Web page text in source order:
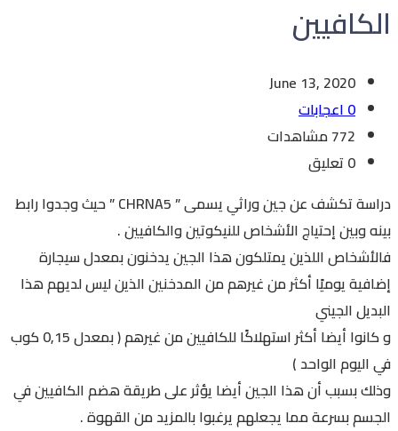
الكافيين
June 13, 2020
0 اعجابات
772 مشاهدات
0 تعليق
دراسة تكشف عن جين وراثي يسمى ” CHRNA5 ” حيث وجدوا رابط
بينه وبين إحتياج الأشخاص للنيكوتين والكافيين .
فالأشخاص اللذين يمتلكون هذا الجين يدخنون بمعدل سيجارة
إضافية يوميًا أكثر من غيرهم من المدخنين الذين ليس لديهم هذا
البديل الجيني
و كانوا أيضا أكثر استهلاكًا للكافيين من غيرهم ( بمعدل 0,15 كوب
في اليوم الواحد )
وذلك بسبب أن هذا الجين أيضا يؤثر على طريقة هضم الكافيين في
الجسم بسرعة مما يجعلهم يرغبوا بالمزيد من القهوة .